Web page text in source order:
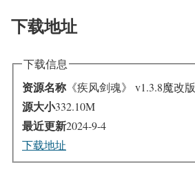
下载地址
下载信息
资源名称 《疾风剑魂》 v1.3.8魔改版
源大小332.10M
最近更新2024-9-4
下载地址